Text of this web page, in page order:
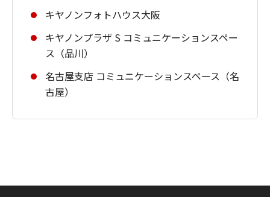
キヤノンフォトハウス大阪
キヤノンプラザ S コミュニケーションスペー
ス（品川）
名古屋支店 コミュニケーションスペース（名
古屋）